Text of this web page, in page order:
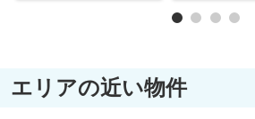
エリアの近い物件